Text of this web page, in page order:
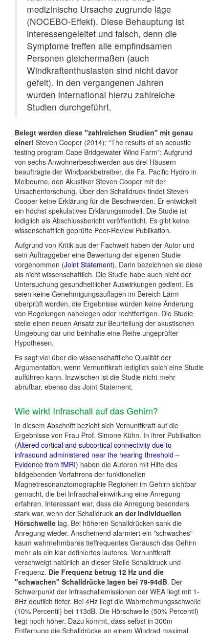
medizinische Ursache zugrunde läge
(NOCEBO-Effekt). Diese Behauptung ist
interessengeleitet und falsch, denn die
Symptome treffen alle empfindsamen
Personen gleichermaßen (auch
Windkraftenthusiasten sind nicht davor
gefeit). In den vergangenen Jahren
wurden international hierzu zahlreiche
Studien durchgeführt.
Belegt werden diese "zahlreichen Studien" mit genau
einer! Steven Cooper (2014): “The results of an acoustic
testing program Cape Bridgewater Wind Farm”: Aufgrund
von sechs Anwohnerbeschwerden aus drei Häusern
beauftragte der Windparkbetreiber, die Fa. Pacific Hydro in
Melbourne, den Akustiker Steven Cooper mit der
Ursachenforschung. Über den Schalldruck findet Steven
Cooper keine Erklärung für die Beschwerden. Er entwickelt
ein höchst spekulatives Erklärungsmodell. Die Studie ist
lediglich als Abschlussbericht veröffentlicht. Es gibt keine
wissenschaftlich geprüfte Peer-Review Publikation.
Aufgrund von Kritik aus der Fachwelt haben der Autor und
sein Auftraggeber eine Bewertung der eigenen Studie
vorgenommen (Joint Statement). Darin bezeichnen sie diese
als nicht wissenschaftlich. Die Studie habe auch nicht der
Untersuchung gesundheitlicher Auswirkungen gedient. Es
seien keine Genehmigungsauflagen im Bereich Lärm
überprüft worden, die Ergebnisse würden keine Änderung
von Regelungen nahelegen oder rechtfertigen. Die Studie
stelle einen neuen Ansatz zur Beurteilung der akustischen
Umgebung dar und beinhalte eine Reihe ungeprüfter
Hypothesen.
Es sagt viel über die wissenschaftliche Qualität der
Argumentation, wenn Vernunftkraft lediglich solch eine Studie
aufführen kann. Inzwischen ist die Studie nicht mehr
abrufbar, ebenso das Joint Statement.
Wie wirkt Infraschall auf das Gehirn?
In diesem Abschnitt bezieht sich Vernunftkraft auf die
Ergebnisse von Frau Prof. Simone Kühn. In ihrer Publikation
(Altered cortical and subcortical connectivity due to
infrasound administered near the hearing threshold –
Evidence from fMRI) haben die Autoren mit Hilfe des
bildgebenden Verfahrens der funktionellen
Magnetresonanztomographie Regionen im Gehirn sichtbar
gemacht, die bei Infraschalleinwirkung eine Anregung
erfahren. Interessant war, dass die Anregung besonders
stark war, wenn der Schalldruck an der individuellen
Hörschwelle lag. Bei höheren Schalldrücken sank die
Anregung wieder. Anscheinend alarmiert ein "schwaches"
kaum wahrnehmbares tieffrequentes Geräusch das Gehirn
mehr als ein klar definiertes lauteres. Vernunftkraft
verschweigt natürlich an dieser Stelle Schalldruck und
Frequenz. Die Frequenz betrug 12 Hz und die
"schwachen" Schalldrücke lagen bei 79-94dB. Der
Schwerpunkt der Infraschallemissionen der WEA liegt mit 1-
8Hz deutlich tiefer. Bei 4Hz liegt die Wahrnehmungsschwelle
(10% Percentil) bei 113dB. Die Hörschwelle (50% Percentil)
liegt noch höher. Dazu kommt, dass selbst in 300m
Entfernung die Schalldrücke an einem Windrad maximal